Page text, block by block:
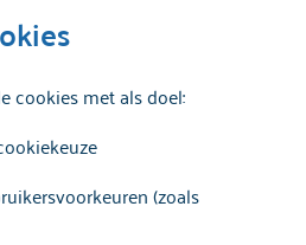
cookies met als doel:
(zoals